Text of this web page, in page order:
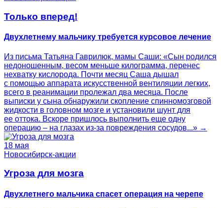
Только вперед!
Двухлетнему мальчику требуется курсовое лечение
Из письма Татьяна Гаврилюк, мамы Саши: «Сын родился
недоношенным, весом меньше килограмма, перенес
нехватку кислорода. Почти месяц Саша дышал
с помощью аппарата искусственной вентиляции легких,
всего в реанимации пролежал два месяца. После
выписки у сына обнаружили скопление спинномозговой
жидкости в головном мозге и установили шунт для
ее оттока. Вскоре пришлось выполнить еще одну
операцию – на глазах из-за повреждения сосудов...» →
18 мая
Новосибирск-акции
Угроза для мозга
Двухлетнего мальчика спасет операция на черепе